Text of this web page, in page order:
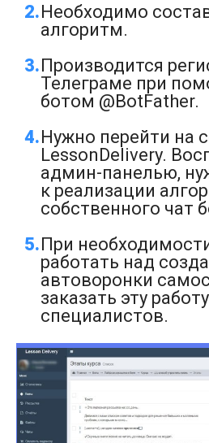
Необходимо
алгоритм.
Производится
Телеграме при
ботом @BotFather.
Нужно перейти на
LessonDelivery.
админ-панелью,
к реализации
собственного чат
При
работать над
автоворонки
заказать эту
специалистов.